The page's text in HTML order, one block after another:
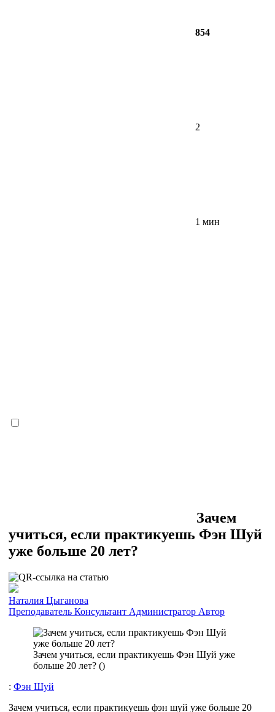
854
2
1 мин
Зачем
учиться, если практикуешь Фэн Шуй
уже больше 20 лет?
Наталия Цыганова
Преподаватель Консультант Администратор Автор
Зачем учиться, если практикуешь Фэн Шуй уже
больше 20 лет? ()
: Фэн Шуй
Зачем учиться, если практикуешь фэн шуй уже больше 20